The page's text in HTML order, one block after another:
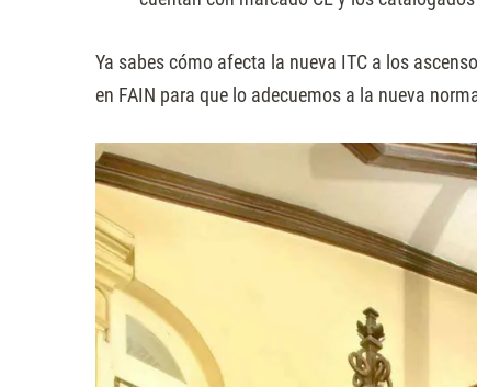
Ya sabes cómo afecta la nueva ITC a los
en FAIN para que lo adecuemos a la nueva